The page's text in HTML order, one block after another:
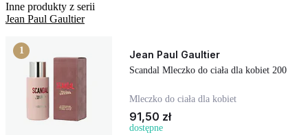
Inne produkty z serii
Jean Paul Gaultier
1 Jean Paul Gaultier
Scandal Mleczko do ciała dla kobiet 200 ml
Mleczko do ciała dla kobiet
91,50 zł
dostępne